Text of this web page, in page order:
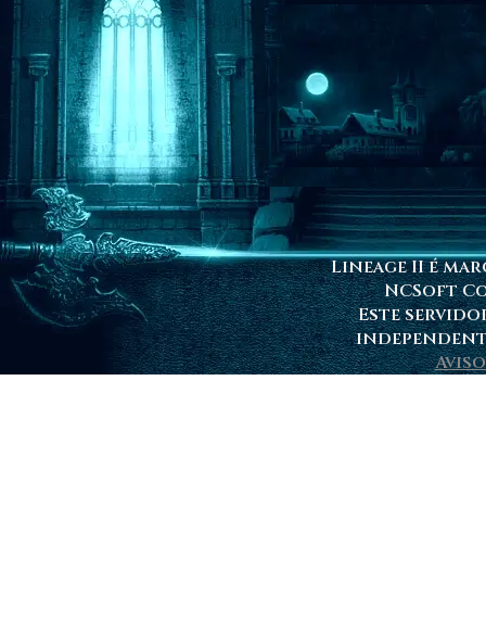
Lineage II é
NCSoft
Este